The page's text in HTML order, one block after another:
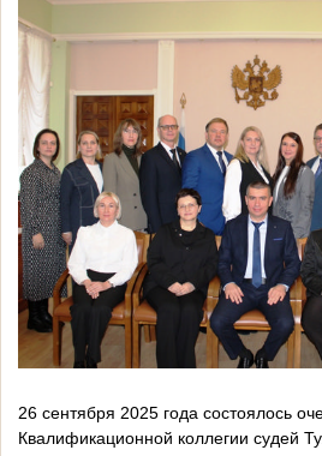
26 сентября 2025 года состоялось
Квалификационной коллегии судей